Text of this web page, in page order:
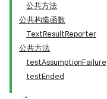
公共方法
公共构造函数
TextResultReporter
公共方法
testAssumptionFailure
testEnded